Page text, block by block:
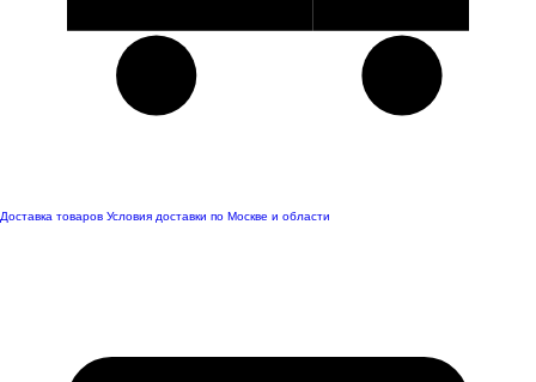
Доставка товаров Условия доставки по Москве и области